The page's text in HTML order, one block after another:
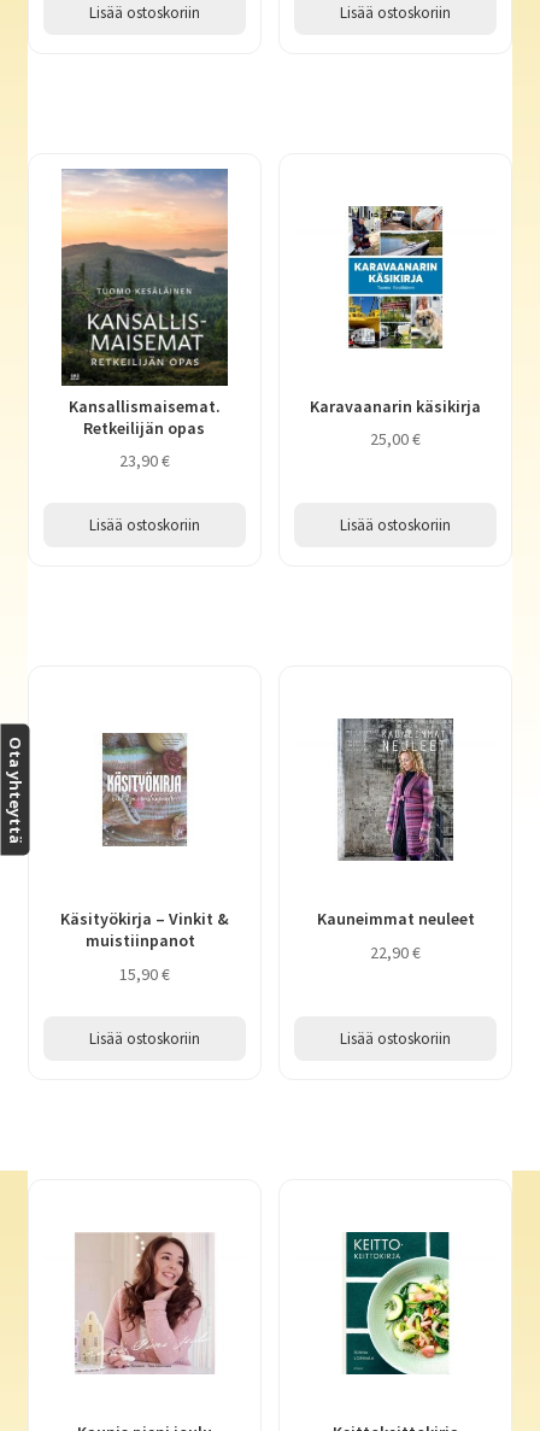
Lisää ostoskoriin Lisää ostoskoriin
Kansallismaisemat.
Retkeilijän opas
23,90€
Lisää ostoskoriin
Karavaanarin käsikirja
25,00€
Lisää ostoskoriin
Käsityökirja – Vinkit &
muistiinpanot
15,90€
Lisää ostoskoriin
Kauneimmat neuleet
22,90€
Lisää ostoskoriin
Ota yhteyttä